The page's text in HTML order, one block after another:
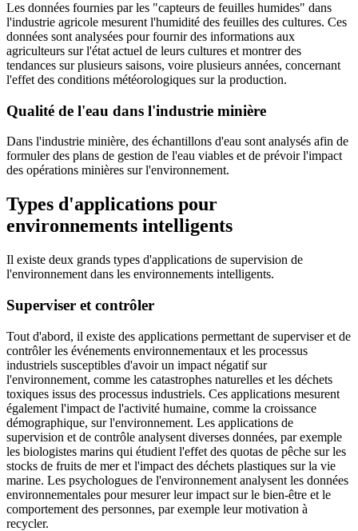
Les données fournies par les "capteurs de feuilles humides" dans
l'industrie agricole mesurent l'humidité des feuilles des cultures. Ces
données sont analysées pour fournir des informations aux
agriculteurs sur l'état actuel de leurs cultures et montrer des
tendances sur plusieurs saisons, voire plusieurs années, concernant
l'effet des conditions météorologiques sur la production.
Qualité de l'eau dans l'industrie minière
Dans l'industrie minière, des échantillons d'eau sont analysés afin de
formuler des plans de gestion de l'eau viables et de prévoir l'impact
des opérations minières sur l'environnement.
Types d'applications pour
environnements intelligents
Il existe deux grands types d'applications de supervision de
l'environnement dans les environnements intelligents.
Superviser et contrôler
Tout d'abord, il existe des applications permettant de superviser et de
contrôler les événements environnementaux et les processus
industriels susceptibles d'avoir un impact négatif sur
l'environnement, comme les catastrophes naturelles et les déchets
toxiques issus des processus industriels. Ces applications mesurent
également l'impact de l'activité humaine, comme la croissance
démographique, sur l'environnement. Les applications de
supervision et de contrôle analysent diverses données, par exemple
les biologistes marins qui étudient l'effet des quotas de pêche sur les
stocks de fruits de mer et l'impact des déchets plastiques sur la vie
marine. Les psychologues de l'environnement analysent les données
environnementales pour mesurer leur impact sur le bien-être et le
comportement des personnes, par exemple leur motivation à
recycler.